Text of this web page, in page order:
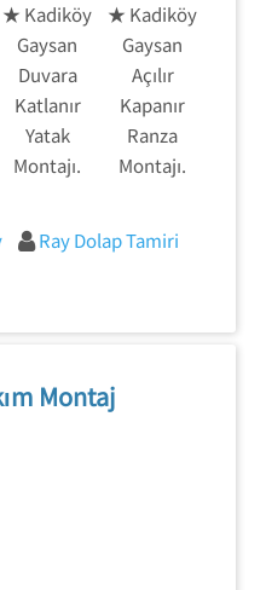
★ Kadiköy
Gaysan
Duvara
Katlanır
Yatak
Montajı.
★ Kadiköy
Gaysan
Açılır
Kapanır
Ranza
Montajı.
Ray Dolap Tamiri
Montaj